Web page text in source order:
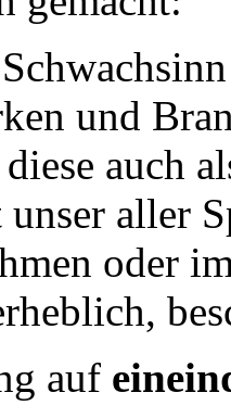
und
diese auch
aller
oder
auf